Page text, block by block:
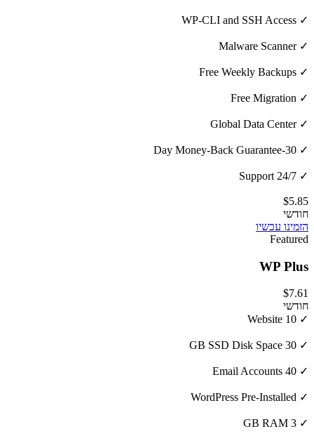
✓ WP-CLI and SSH Access
✓ Malware Scanner
✓ Free Weekly Backups
✓ Free Migration
✓ Global Data Center
✓ 30-Day Money-Back Guarantee
✓ 24/7 Support
$5.85
חודשי
הזמינו עכשיו
Featured
WP Plus
$7.61
חודשי
✓ 10 Website
✓ 30 GB SSD Disk Space
✓ 40 Email Accounts
✓ WordPress Pre-Installed
✓ 3 GB RAM